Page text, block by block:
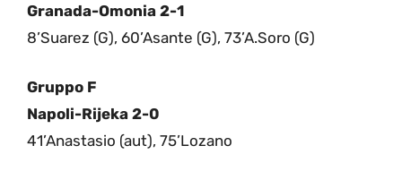
Granada-Omonia 2-1
8’Suarez (G), 60’Asante (G), 73’A.Soro (G)
Gruppo F
Napoli-Rijeka 2-0
41’Anastasio (aut), 75’Lozano